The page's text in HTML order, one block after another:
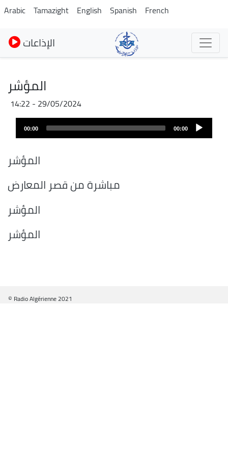
Skip
to
main
content
Arabic Tamazight English Spanish French
الإذاعات
المؤشر
29/05/2024 - 14:22
00:00
00:00
المؤشر
مباشرة من قصر المعارض
المؤشر
المؤشر
© Radio Algérienne 2021